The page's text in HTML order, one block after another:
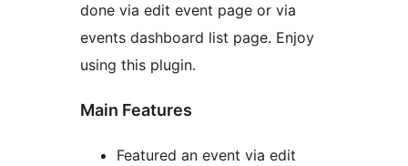
done via edit event page or via
events dashboard list page. Enjoy
using this plugin.
Main Features
Featured an event via edit